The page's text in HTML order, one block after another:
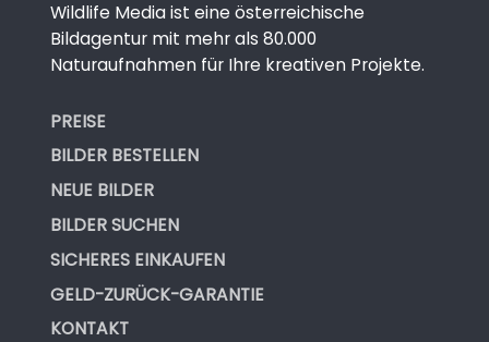
Wildlife Media ist eine österreichische
Bildagentur mit mehr als 80.000
Naturaufnahmen für Ihre kreativen Projekte.
PREISE
BILDER BESTELLEN
NEUE BILDER
BILDER SUCHEN
SICHERES EINKAUFEN
GELD-ZURÜCK-GARANTIE
KONTAKT